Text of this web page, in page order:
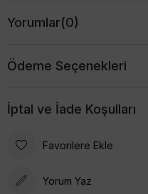
Yorumlar(0)
Ödeme Seçenekleri
İptal ve İade Koşulları
Favorilere Ekle
Yorum Yaz